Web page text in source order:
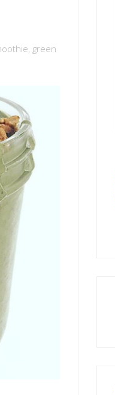
, green